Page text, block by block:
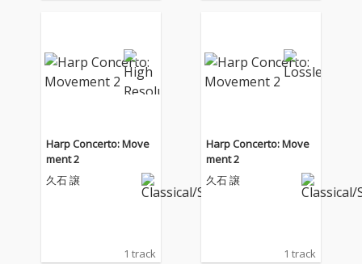
Harp Concerto: Move
ment 2
久石 譲
1 track
Harp Concerto: Move
ment 2
久石 譲
1 track